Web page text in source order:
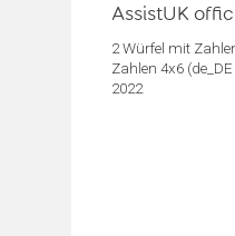
AssistUK
2 Würfel mit
Zahlen 4x6
2022